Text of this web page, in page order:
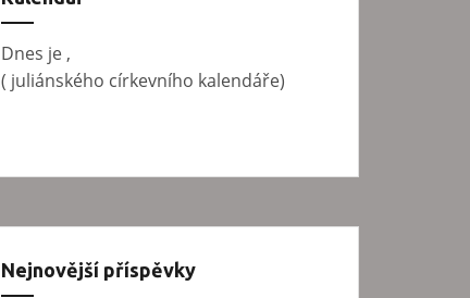
v
á
n
Dnes je ,
( juliánského církevního kalendáře)
Nejnovější příspěvky